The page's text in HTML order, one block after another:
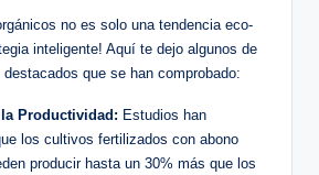
no es solo una tendencia eco-
inteligente! Aquí te dejo algunos de
que se han comprobado:
Productividad: Estudios han
los cultivos fertilizados con abono
producir hasta un 30% más que los